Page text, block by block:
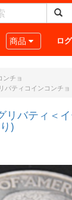
Toggle
商品 ロ
ンチョ
バティコインコンチョ
リバティ＜
)